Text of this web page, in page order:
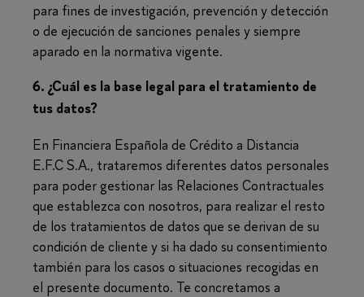
para fines de investigación, prevención y detección
o de ejecución de sanciones penales y siempre
aparado en la normativa vigente.
6. ¿Cuál es la base legal para el tratamiento de
tus datos?
En Financiera Española de Crédito a Distancia
E.F.C S.A., trataremos diferentes datos personales
para poder gestionar las Relaciones Contractuales
que establezca con nosotros, para realizar el resto
de los tratamientos de datos que se derivan de su
condición de cliente y si ha dado su consentimiento
también para los casos o situaciones recogidas en
el presente documento. Te concretamos a